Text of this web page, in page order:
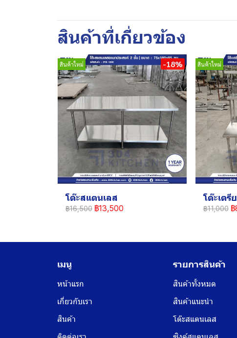
สินค้าที่เกี่ยวข้อง
สินค้าใหม่ -18%
โต๊ะสแตนเลส
฿16,500 ฿13,500
สินค้าใหม่
โต๊ะเตรี
฿11,000
เมนู
หน้าแรก
เกี่ยวกับเรา
สินค้า
รายการสินค้า
สินค้าทั้งหมด
สินค้าแนะนำ
โต๊ะสแตนเลส